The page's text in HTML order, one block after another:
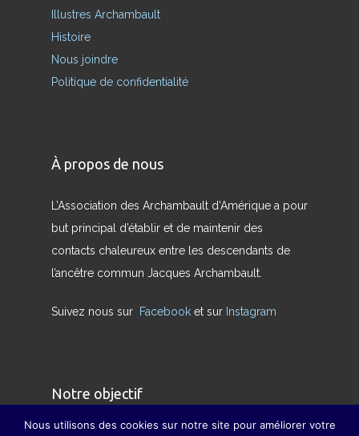
Illustres Archambault
Histoire
Nous joindre
Politique de confidentialité
À propos de nous
L’Association des Archambault d’Amérique a pour
but principal d’établir et de maintenir des
contacts chaleureux entre les descendants de
l’ancêtre commun Jacques Archambault.
Suivez nous sur Facebook et sur Instagram
Notre objectif
Nous utilisons des cookies sur notre site pour améliorer votre